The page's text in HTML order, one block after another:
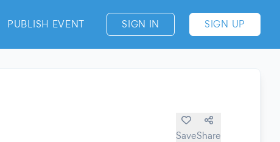
PUBLISH EVENT SIGN IN SIGN UP
SaveShare